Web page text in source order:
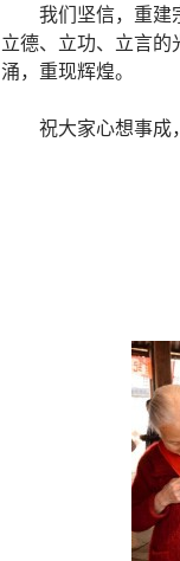
我们坚信，重建
立德、立功、立言的
涌，重现辉煌。
祝大家心想事成